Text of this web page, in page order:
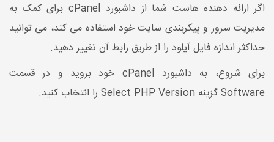
اگر ارائه دهنده هاست شما از داشبورد cPanel برای کمک به
مدیریت سرور و پیکربندی سایت خود استفاده می کند، می توانید
حداکثر اندازه فایل آپلود را از طریق رابط آن تغییر دهید.
برای شروع، به داشبورد cPanel خود بروید و در قسمت
Software گزینه Select PHP Version را انتخاب کنید.